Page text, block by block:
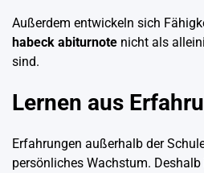
Außerdem entwickeln sich
habeck abiturnote nicht als
sind.
Lernen aus
Erfahrungen außerhalb der
persönliches Wachstum.